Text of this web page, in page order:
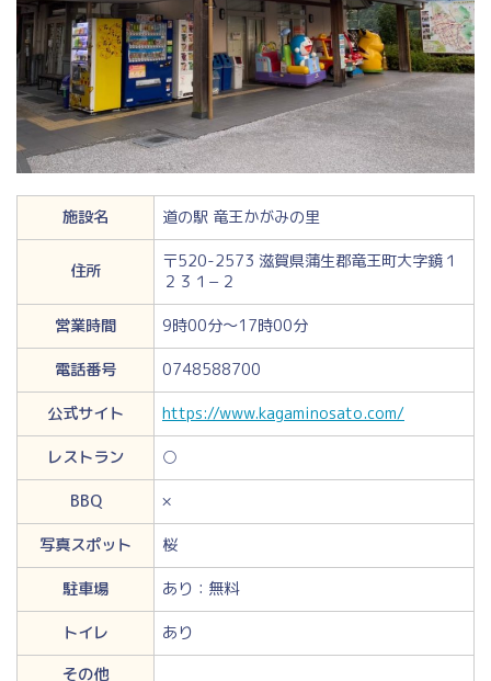
施設名 道の駅 竜王かがみの里
住所
〒520-2573 滋賀県蒲生郡竜王町大字鏡１
２３１−２
営業時間
9時00分～17時00分
電話番号
0748588700
公式サイト
https://www.kagaminosato.com/
レストラン
○
BBQ
×
写真スポット
桜
駐車場
あり：無料
トイレ
あり
その他